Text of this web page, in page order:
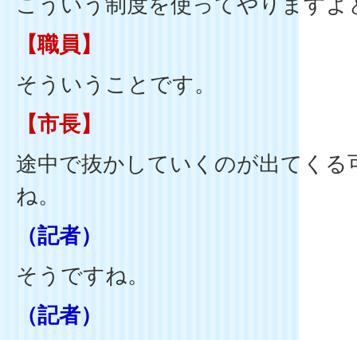
【職員】
そういうことです。
【市長】
途中で抜かしていくのが出てく
ね。
（記者）
そうですね。
（記者）